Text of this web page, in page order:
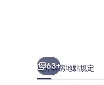
63+
簡介客房地點規定